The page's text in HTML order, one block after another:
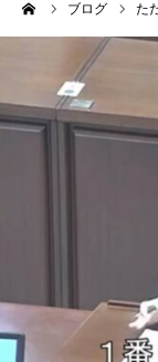
ブログ た